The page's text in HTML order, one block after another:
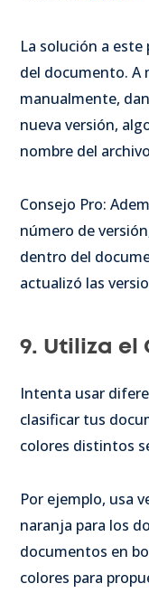
La solución a
del documento. A
manualmente,
nueva versión,
nombre del
Consejo Pro:
número de
dentro del
actualizó las
9. Utiliza el
Intenta usar
clasificar tus
colores distintos
Por ejemplo, usa
naranja para los
documentos en
colores para